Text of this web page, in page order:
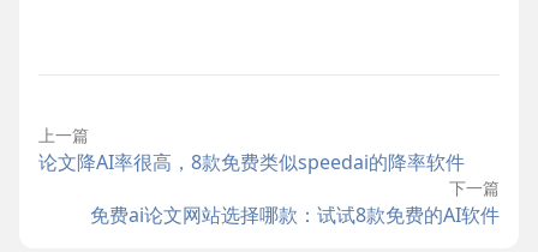
上一篇
论文降AI率很高，8款免费类似speedai的降率软件
下一篇
免费ai论文网站选择哪款：试试8款免费的AI软件